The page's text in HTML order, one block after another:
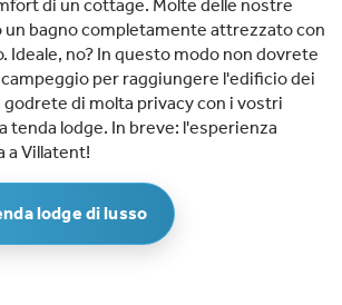
di un cottage. Molte delle nostre
un bagno completamente attrezzato con
Ideale, no? In questo modo non dovrete
per raggiungere l'edificio dei
di molta privacy con i vostri
tenda lodge. In breve: l'esperienza
a Villatent!
lodge di lusso